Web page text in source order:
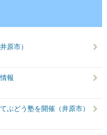
原市）
報
ぶどう塾を開催（井原市）